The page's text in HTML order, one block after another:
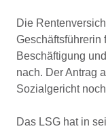
Die
Geschäftsführerin
Beschäftigung
nach. Der Antrag
Sozialgericht
Das LSG hat in